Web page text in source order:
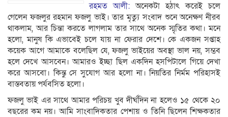
রহমত আলী: অনেকটা হঠাৎ করেই চলে
গেলেন ফজলুর রহমান ফজলু ভাই। তার মৃত্যু সংবাদ শুনে অনেক্ষণ নীরব
থাকলাম, আর চিন্তা করতে লাগলাম তার সাথে অনেক স্মৃতির কথা। মনে
হলো, মানুষ কি এভাবেই চলে যায় না ফেরার দেশে। কে একজন সপ্তাহ
কয়েক আগে আমাকে বলেছিল যে, ফজলু ভাইয়ের অবস্থা ভাল নয়, সম্ভব
হলে দেখে আসবেন। আমারও ইচ্ছা ছিল একদিন হসপিটালে গিয়ে দেখা
করে আসবো। কিন্তু সে সুযোগ আর হলো না। নিয়তির নির্মম পরিহাসই
বাস্তবতায় পর্যবসিত হলো।
ফজলু ভাই এর সাথে আমার পরিচয় খুব দীর্ঘদিন না হলেও ১৫ থেকে ২০
বছরের কম নয়। আমি সাংবাদিকতার পেশায় ও তিনি ছিলেন শিক্ষকতার